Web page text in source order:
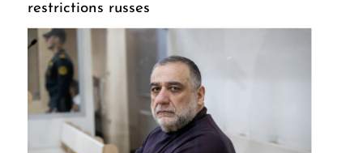
restrictions russes